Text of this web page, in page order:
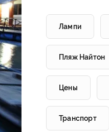
Лампи
Пляж Найтон
Цены
Транспорт